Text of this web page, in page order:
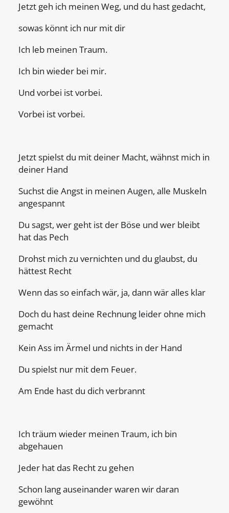
Jetzt geh ich meinen Weg, und du hast gedacht,
sowas könnt ich nur mit dir
Ich leb meinen Traum.
Ich bin wieder bei mir.
Und vorbei ist vorbei.
Vorbei ist vorbei.
Jetzt spielst du mit deiner Macht, wähnst mich in
deiner Hand
Suchst die Angst in meinen Augen, alle Muskeln
angespannt
Du sagst, wer geht ist der Böse und wer bleibt
hat das Pech
Drohst mich zu vernichten und du glaubst, du
hättest Recht
Wenn das so einfach wär, ja, dann wär alles klar
Doch du hast deine Rechnung leider ohne mich
gemacht
Kein Ass im Ärmel und nichts in der Hand
Du spielst nur mit dem Feuer.
Am Ende hast du dich verbrannt
Ich träum wieder meinen Traum, ich bin
abgehauen
Jeder hat das Recht zu gehen
Schon lang auseinander waren wir daran
gewöhnt